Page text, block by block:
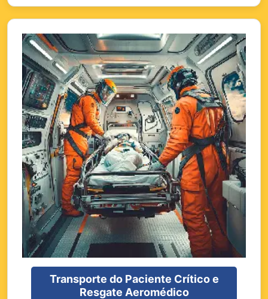
Transporte do Paciente Crítico e
Resgate Aeromédico